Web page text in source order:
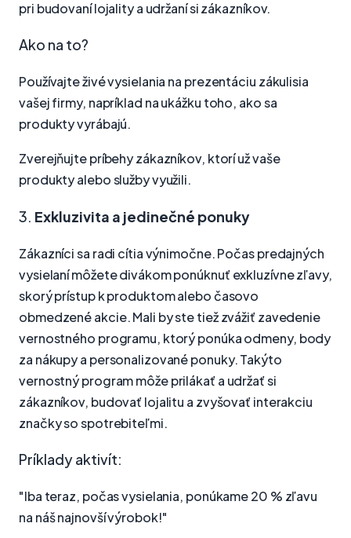
pri budovaní lojality a udržaní si zákazníkov.
Ako na to?
Používajte živé vysielania na prezentáciu zákulisia
vašej firmy, napríklad na ukážku toho, ako sa
produkty vyrábajú.
Zverejňujte príbehy zákazníkov, ktorí už vaše
produkty alebo služby využili.
3. Exkluzivita a jedinečné ponuky
Zákazníci sa radi cítia výnimočne. Počas predajných
vysielaní môžete divákom ponúknuť exkluzívne zľavy,
skorý prístup k produktom alebo časovo
obmedzené akcie. Mali by ste tiež zvážiť zavedenie
vernostného programu, ktorý ponúka odmeny, body
za nákupy a personalizované ponuky. Takýto
vernostný program môže prilákať a udržať si
zákazníkov, budovať lojalitu a zvyšovať interakciu
značky so spotrebiteľmi.
Príklady aktivít:
"Iba teraz, počas vysielania, ponúkame 20 % zľavu
na náš najnovší výrobok!"